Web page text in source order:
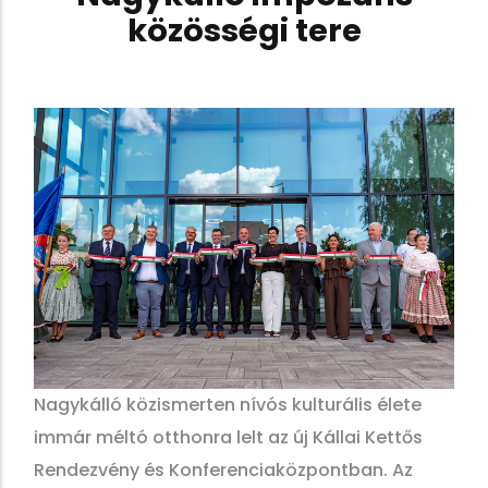
közösségi tere
Nagykálló közismerten nívós kulturális élete
immár méltó otthonra lelt az új Kállai Kettős
Rendezvény és Konferenciaközpontban. Az